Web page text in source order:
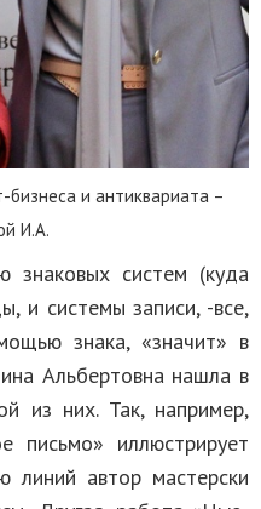
и антиквариата –
И.А.
знаковых систем (куда
и системы записи, -все,
знака, «значит» в
Альбертовна нашла в
из них. Так, например,
письмо» иллюстрирует
линий автор мастерски